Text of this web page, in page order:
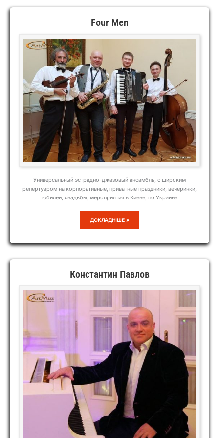
Four Men
Универсальный эстрадно-джазовый ансамбль, с широким
репертуаром на корпоративные, приватные праздники, вечеринки,
юбилеи, свадьбы, мероприятия в Киеве, по Украине
FOUR
MEN
ДОКЛАДНІШЕ »
Константин Павлов